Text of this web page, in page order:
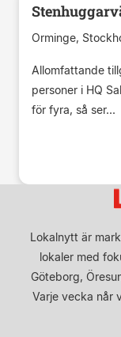
Orminge,
Allomfattande
personer i HQ
för fyra, så ser...
Lokalnytt är
lokaler med
Göteborg,
Varje vecka når